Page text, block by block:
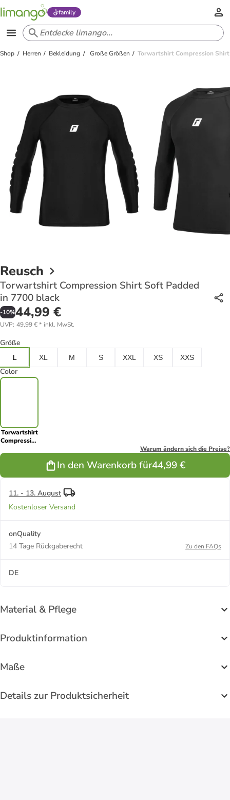
family
Shop Herren Bekleidung Große Größen Torwartshirt Compression
Reusch
Torwartshirt Compression Shirt Soft Padded
in 7700 black
-10%44,99 €
UVP: 49,99 €* inkl. MwSt.
Größe
L XL M S XXL XS XXS
Color
Torwartshirt
Compression
Warum ändern sich die Preise?
In den Warenkorb für44,99 €
11. - 13. August
Kostenloser Versand
onQuality
14 Tage Rückgaberecht
Zu den FAQs
DE
Material & Pflege
Produktinformation
Maße
Details zur Produktsicherheit